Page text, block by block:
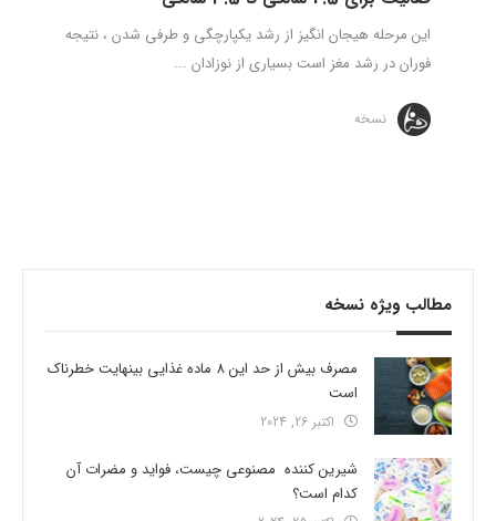
این مرحله هیجان انگیز از رشد یکپارچگی و طرفی شدن ، نتیجه
فوران در رشد مغز است بسیاری از نوزادان ...
نسخه
مطالب ویژه نسخه
مصرف بیش از حد این 8 ماده غذایی بینهایت خطرناک
است
اکتبر 26, 2024
شیرین کننده مصنوعی چیست، فواید و مضرات آن
کدام است؟